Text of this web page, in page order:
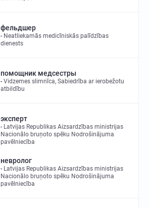
фельдшер
Neatliekamās medicīniskās palīdzības
dienests
помощник медсестры
Vidzemes slimnīca, Sabiedrība ar ierobežotu
atbildību
эксперт
Latvijas Republikas Aizsardzības ministrijas
Nacionālo bruņoto spēku Nodrošinājuma
pavēlniecība
невролог
Latvijas Republikas Aizsardzības ministrijas
Nacionālo bruņoto spēku Nodrošinājuma
pavēlniecība